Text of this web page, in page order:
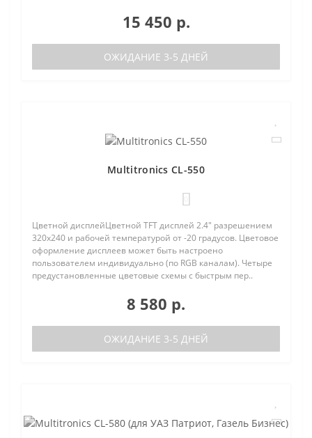
15 450 р.
ОЖИДАНИЕ 3-5 ДНЕЙ
Multitronics CL-550
Цветной дисплейЦветной TFT дисплей 2.4" разрешением
320х240 и рабочей температурой от -20 градусов. Цветовое
оформление дисплеев может быть настроено
пользователем индивидуально (по RGB каналам). Четыре
предустановленные цветовые схемы с быстрым пер..
8 580 р.
ОЖИДАНИЕ 3-5 ДНЕЙ